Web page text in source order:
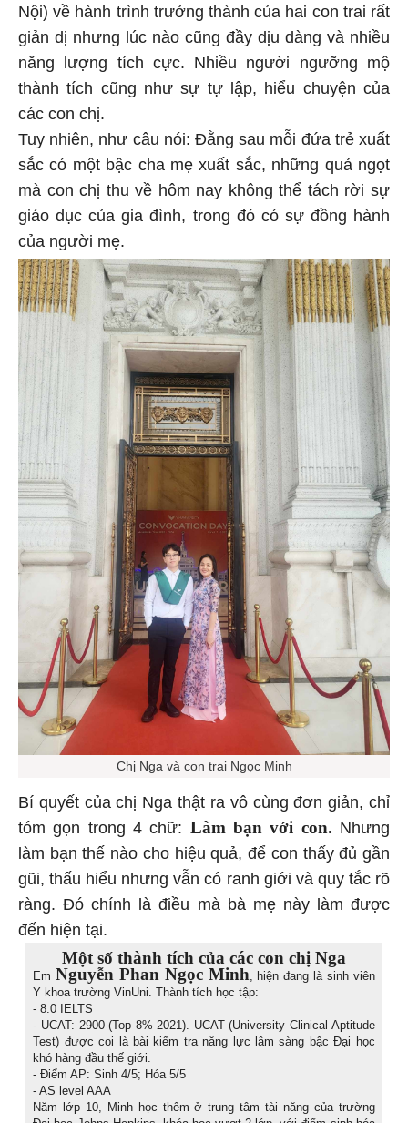
Nội) về hành trình trưởng thành của hai con trai rất
giản dị nhưng lúc nào cũng đầy dịu dàng và nhiều
năng lượng tích cực. Nhiều người ngưỡng mộ
thành tích cũng như sự tự lập, hiểu chuyện của
các con chị.
Tuy nhiên, như câu nói: Đằng sau mỗi đứa trẻ xuất
sắc có một bậc cha mẹ xuất sắc, những quả ngọt
mà con chị thu về hôm nay không thể tách rời sự
giáo dục của gia đình, trong đó có sự đồng hành
của người mẹ.
Chị Nga và con trai Ngọc Minh
Bí quyết của chị Nga thật ra vô cùng đơn giản, chỉ
tóm gọn trong 4 chữ: Làm bạn với con. Nhưng
làm bạn thế nào cho hiệu quả, để con thấy đủ gần
gũi, thấu hiểu nhưng vẫn có ranh giới và quy tắc rõ
ràng. Đó chính là điều mà bà mẹ này làm được
đến hiện tại.
Một số thành tích của các con chị Nga
EmNguyễn Phan Ngọc Minh, hiện đang là sinh viên
Y khoa trường VinUni. Thành tích học tập:
- 8.0 IELTS
- UCAT: 2900 (Top 8% 2021). UCAT (University Clinical Aptitude
Test) được coi là bài kiểm tra năng lực lâm sàng bậc Đại học
khó hàng đầu thế giới.
- Điểm AP: Sinh 4/5; Hóa 5/5
- AS level AAA
Năm lớp 10, Minh học thêm ở trung tâm tài năng của trường